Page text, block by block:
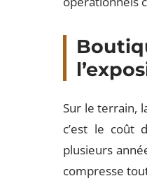
Sur le terrain,
c’est le coût
plusieurs
compresse